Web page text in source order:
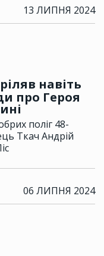
13 ЛИПНЯ 2024
навіть
про Героя
поліг 48-
Ткач Андрій
06 ЛИПНЯ 2024